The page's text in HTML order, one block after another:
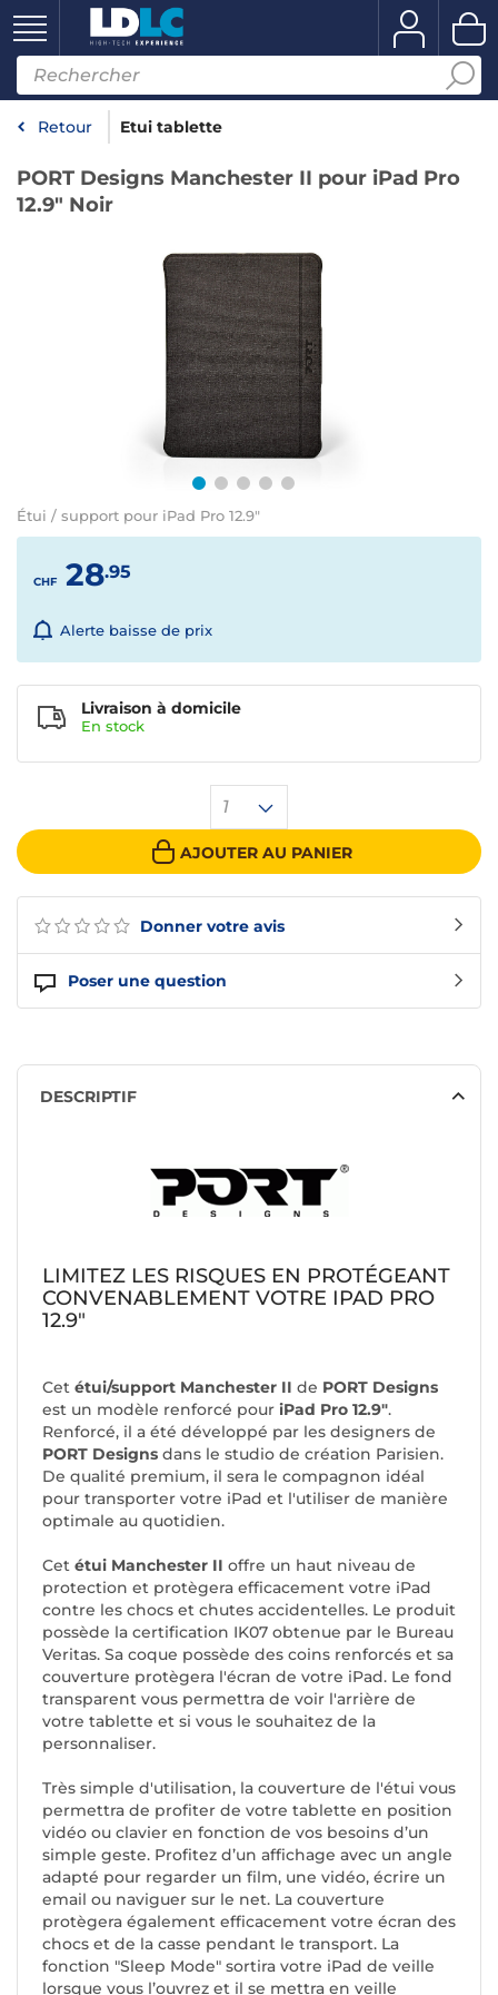
Retour Etui tablette
PORT Designs Manchester II pour iPad Pro
12.9" Noir
Étui / support pour iPad Pro 12.9"
Donner votre avis
Poser une question
CHF 28.95
Alerte baisse de prix
1
AJOUTER AU PANIER
Livraison à domicile
En stock
DESCRIPTIF
LIMITEZ LES RISQUES EN PROTÉGEANT
CONVENABLEMENT VOTRE IPAD PRO
12.9"
Cet étui/support Manchester II de PORT Designs
est un modèle renforcé pour iPad Pro 12.9".
Renforcé, il a été développé par les designers de
PORT Designs dans le studio de création Parisien.
De qualité premium, il sera le compagnon idéal
pour transporter votre iPad et l'utiliser de manière
optimale au quotidien.
Cet étui Manchester II offre un haut niveau de
protection et protègera efficacement votre iPad
contre les chocs et chutes accidentelles. Le produit
possède la certification IK07 obtenue par le Bureau
Veritas. Sa coque possède des coins renforcés et sa
couverture protègera l'écran de votre iPad. Le fond
transparent vous permettra de voir l'arrière de
votre tablette et si vous le souhaitez de la
personnaliser.
Très simple d'utilisation, la couverture de l'étui vous
permettra de profiter de votre tablette en position
vidéo ou clavier en fonction de vos besoins d’un
simple geste. Profitez d’un affichage avec un angle
adapté pour regarder un film, une vidéo, écrire un
email ou naviguer sur le net. La couverture
protègera également efficacement votre écran des
chocs et de la casse pendant le transport. La
fonction "Sleep Mode" sortira votre iPad de veille
lorsque vous l’ouvrez et il se mettra en veille